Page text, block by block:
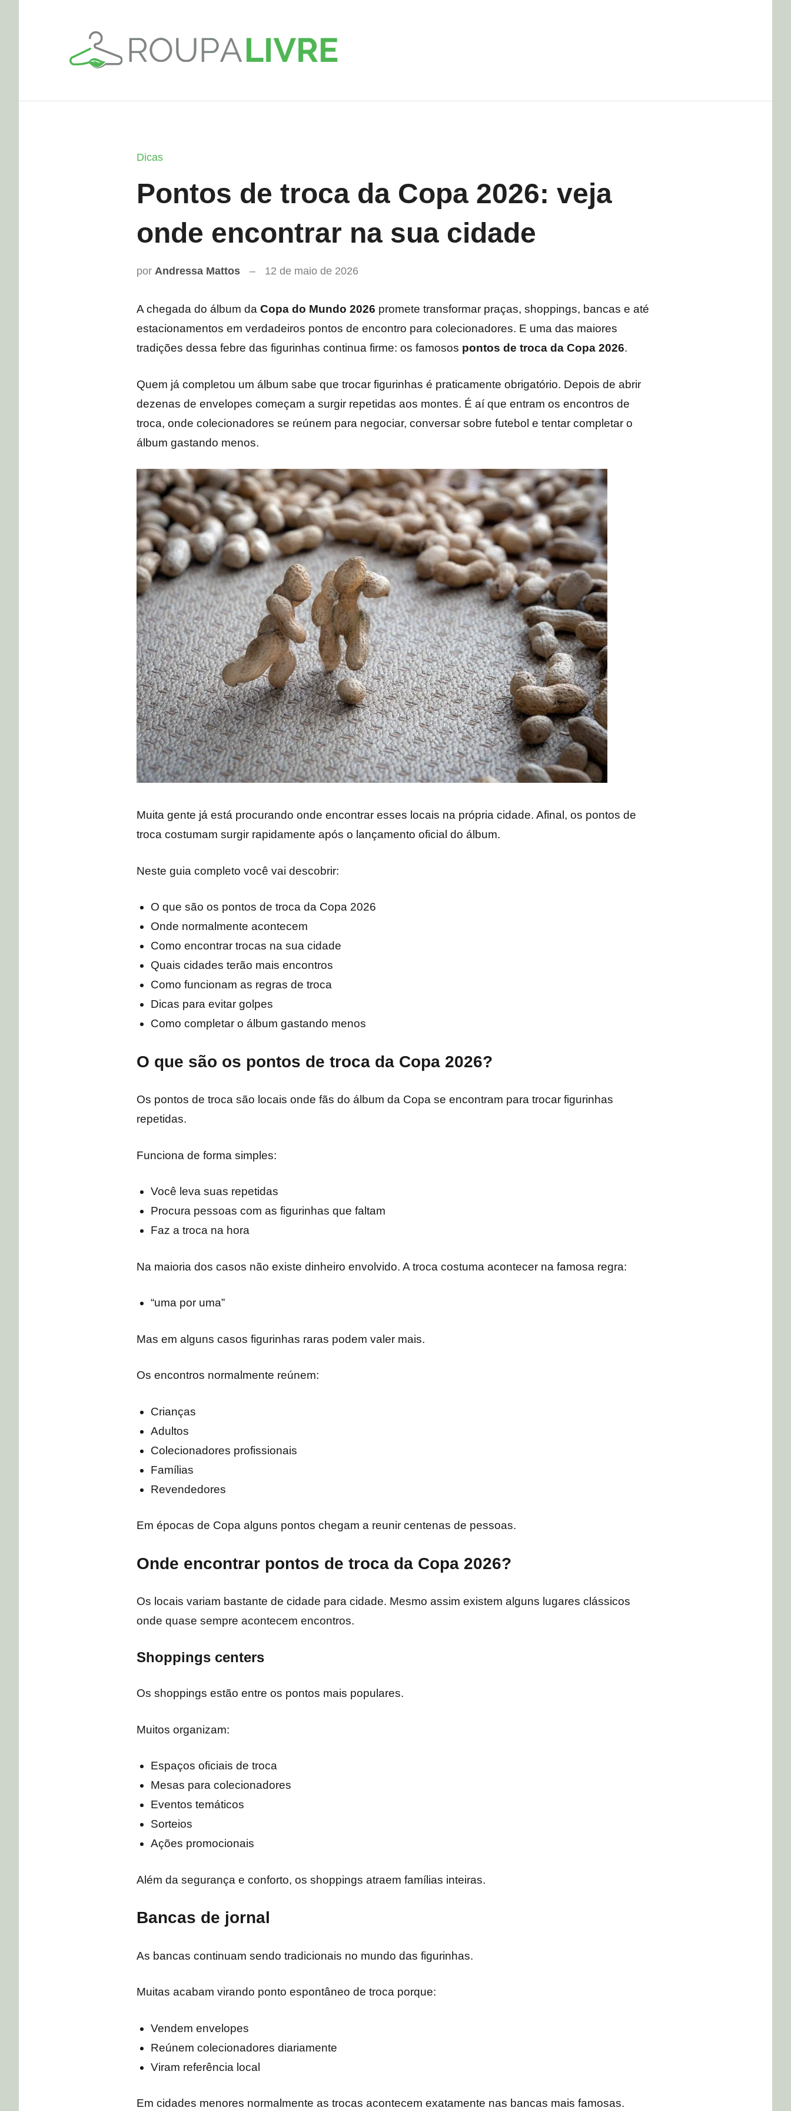
Dicas
Pontos de troca da Copa 2026: veja
onde encontrar na sua cidade
por Andressa Mattos 12 de maio de 2026
A chegada do álbum da Copa do Mundo 2026 promete transformar praças, shoppings, bancas e até
estacionamentos em verdadeiros pontos de encontro para colecionadores. E uma das maiores
tradições dessa febre das figurinhas continua firme: os famosos pontos de troca da Copa 2026.
Quem já completou um álbum sabe que trocar figurinhas é praticamente obrigatório. Depois de abrir
dezenas de envelopes começam a surgir repetidas aos montes. É aí que entram os encontros de
troca, onde colecionadores se reúnem para negociar, conversar sobre futebol e tentar completar o
álbum gastando menos.
Muita gente já está procurando onde encontrar esses locais na própria cidade. Afinal, os pontos de
troca costumam surgir rapidamente após o lançamento oficial do álbum.
Neste guia completo você vai descobrir:
O que são os pontos de troca da Copa 2026
Onde normalmente acontecem
Como encontrar trocas na sua cidade
Quais cidades terão mais encontros
Como funcionam as regras de troca
Dicas para evitar golpes
Como completar o álbum gastando menos
O que são os pontos de troca da Copa 2026?
Os pontos de troca são locais onde fãs do álbum da Copa se encontram para trocar figurinhas
repetidas.
Funciona de forma simples:
Você leva suas repetidas
Procura pessoas com as figurinhas que faltam
Faz a troca na hora
Na maioria dos casos não existe dinheiro envolvido. A troca costuma acontecer na famosa regra:
“uma por uma”
Mas em alguns casos figurinhas raras podem valer mais.
Os encontros normalmente reúnem:
Crianças
Adultos
Colecionadores profissionais
Famílias
Revendedores
Em épocas de Copa alguns pontos chegam a reunir centenas de pessoas.
Onde encontrar pontos de troca da Copa 2026?
Os locais variam bastante de cidade para cidade. Mesmo assim existem alguns lugares clássicos
onde quase sempre acontecem encontros.
Shoppings centers
Os shoppings estão entre os pontos mais populares.
Muitos organizam:
Espaços oficiais de troca
Mesas para colecionadores
Eventos temáticos
Sorteios
Ações promocionais
Além da segurança e conforto, os shoppings atraem famílias inteiras.
Bancas de jornal
As bancas continuam sendo tradicionais no mundo das figurinhas.
Muitas acabam virando ponto espontâneo de troca porque:
Vendem envelopes
Reúnem colecionadores diariamente
Viram referência local
Em cidades menores normalmente as trocas acontecem exatamente nas bancas mais famosas.